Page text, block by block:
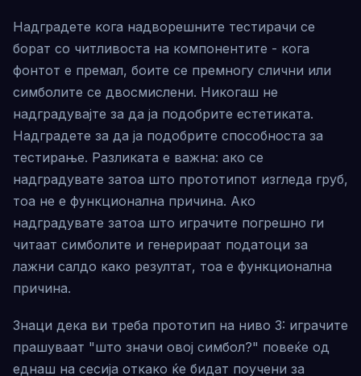
Надградете кога надворешните тестирачи се
борат со читливоста на компонентите - кога
фонтот е премал, боите се премногу слични или
симболите се двосмислени. Никогаш не
надградувајте за да ја подобрите естетиката.
Надградете за да ја подобрите способноста за
тестирање. Разликата е важна: ако се
надградувате затоа што прототипот изгледа груб,
тоа не е функционална причина. Ако
надградувате затоа што играчите погрешно ги
читаат симболите и генерираат податоци за
лажни салдо како резултат, тоа е функционална
причина.
Знаци дека ви треба прототип на ниво 3: играчите
прашуваат "што значи овој симбол?" повеќе од
еднаш на сесија откако ќе бидат поучени за